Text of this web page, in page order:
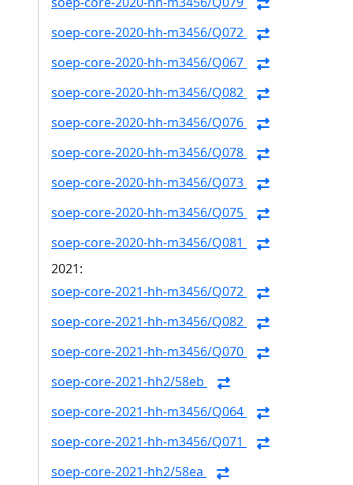
soep-core-2020-hh-m3456/Q072
soep-core-2020-hh-m3456/Q067
soep-core-2020-hh-m3456/Q082
soep-core-2020-hh-m3456/Q076
soep-core-2020-hh-m3456/Q078
soep-core-2020-hh-m3456/Q073
soep-core-2020-hh-m3456/Q075
soep-core-2020-hh-m3456/Q081
2021:
soep-core-2021-hh-m3456/Q072
soep-core-2021-hh-m3456/Q082
soep-core-2021-hh-m3456/Q070
soep-core-2021-hh2/58eb
soep-core-2021-hh-m3456/Q064
soep-core-2021-hh-m3456/Q071
soep-core-2021-hh2/58ea